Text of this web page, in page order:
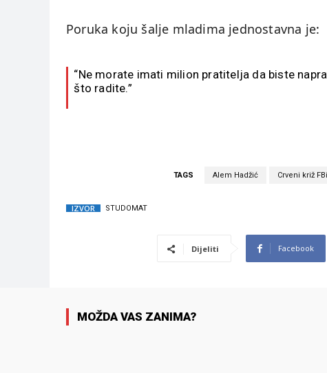
Poruka koju šalje mladima jednostavna je:
“Ne morate imati milion pratitelja da biste
što radite.”
TAGS Alem Hadžić Crveni križ
IZVOR STUDOMAT
Dijeliti Facebook
MOŽDA VAS ZANIMA?